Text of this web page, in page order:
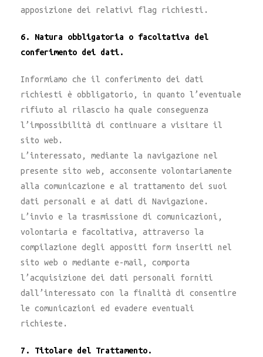
apposizione dei relativi flag richiesti.
6. Natura obbligatoria o facoltativa del
conferimento dei dati.
Informiamo che il conferimento dei dati
richiesti è obbligatorio, in quanto l’eventuale
rifiuto al rilascio ha quale conseguenza
l’impossibilità di continuare a visitare il
sito web.
L’interessato, mediante la navigazione nel
presente sito web, acconsente volontariamente
alla comunicazione e al trattamento dei suoi
dati personali e ai dati di Navigazione.
L’invio e la trasmissione di comunicazioni,
volontaria e facoltativa, attraverso la
compilazione degli appositi form inseriti nel
sito web o mediante e-mail, comporta
l’acquisizione dei dati personali forniti
dall’interessato con la finalità di consentire
le comunicazioni ed evadere eventuali
richieste.
7. Titolare del Trattamento.